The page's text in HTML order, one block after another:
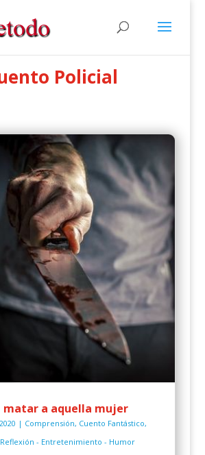
Policial
matar a aquella mujer
| Comprensión, Cuento Fantástico,
Reflexión - Entretenimiento - Humor